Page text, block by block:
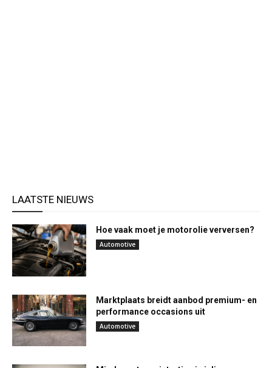
LAATSTE NIEUWS
Hoe vaak moet je motorolie verversen?
Automotive
Marktplaats breidt aanbod premium- en
performance occasions uit
Automotive